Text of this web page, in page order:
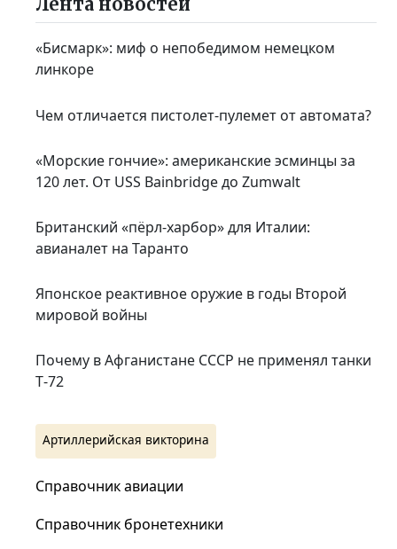
«Бисмарк»: миф о непобедимом немецком
линкоре
Чем отличается пистолет-пулемет от автомата?
«Морские гончие»: американские эсминцы за
120 лет. От USS Bainbridge до Zumwalt
Британский «пёрл-харбор» для Италии:
авианалет на Таранто
Японское реактивное оружие в годы Второй
мировой войны
Почему в Афганистане СССР не применял танки
Т‑72
Артиллерийская викторина
Справочник авиации
Справочник бронетехники